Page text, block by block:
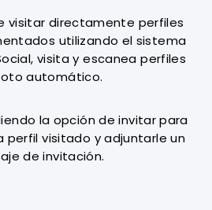
visitar directamente perfiles
utilizando el sistema
visita y escanea perfiles
automático.
la opción de invitar para
perfil visitado y adjuntarle un
de invitación.